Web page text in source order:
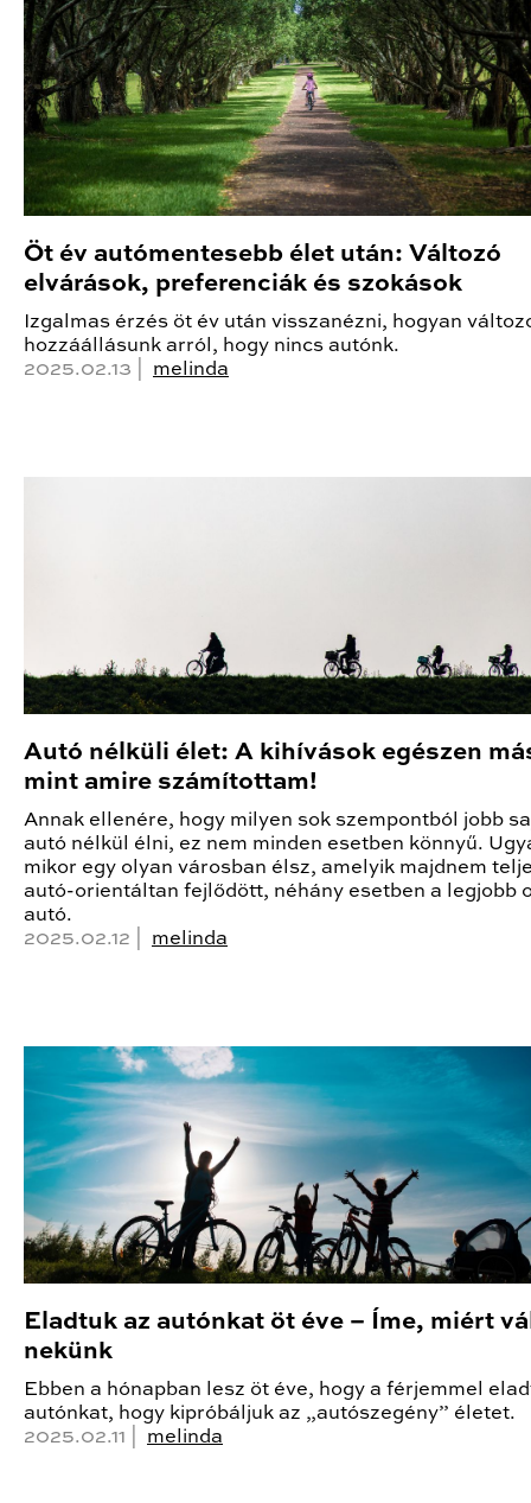
Öt év autómentesebb élet után: Változó
elvárások, preferenciák és szokások
Izgalmas érzés öt év után visszanézni, hogyan
hozzáállásunk arról, hogy nincs autónk.
2025.02.13 | melinda
Autó nélküli élet: A kihívások egészen
mint amire számítottam!
Annak ellenére, hogy milyen sok szempontból jobb
autó nélkül élni, ez nem minden esetben könnyű.
mikor egy olyan városban élsz, amelyik majdnem
autó-orientáltan fejlődött, néhány esetben a legjobb
autó.
2025.02.12 | melinda
Eladtuk az autónkat öt éve – Íme, miért
nekünk
Ebben a hónapban lesz öt éve, hogy a férjemmel
autónkat, hogy kipróbáljuk az „autószegény” életet.
2025.02.11 | melinda